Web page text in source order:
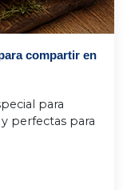
compartir en
para
perfectas para